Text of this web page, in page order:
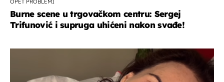
Burne scene u trgovačkom centru: Sergej
Trifunović i supruga uhićeni nakon svađe!